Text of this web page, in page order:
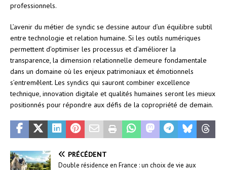
professionnels.
L’avenir du métier de syndic se dessine autour d’un équilibre subtil
entre technologie et relation humaine. Si les outils numériques
permettent d’optimiser les processus et d’améliorer la
transparence, la dimension relationnelle demeure fondamentale
dans un domaine où les enjeux patrimoniaux et émotionnels
s’entremêlent. Les syndics qui sauront combiner excellence
technique, innovation digitale et qualités humaines seront les mieux
positionnés pour répondre aux défis de la copropriété de demain.
PRÉCÉDENT
Double résidence en France : un choix de vie aux